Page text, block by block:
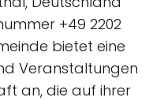
+49 2202
bietet eine
Veranstaltungen
an, die auf ihrer